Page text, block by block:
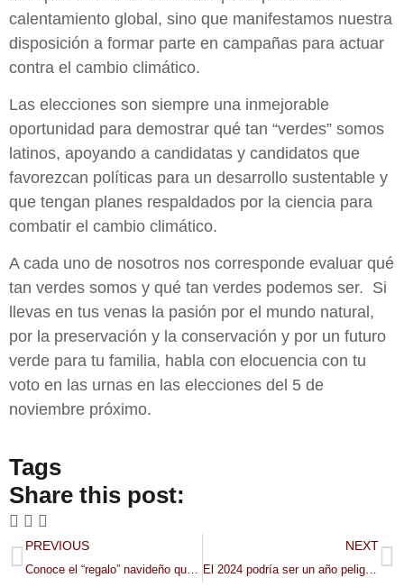
calentamiento global, sino que manifestamos nuestra
disposición a formar parte en campañas para actuar
contra el cambio climático.
Las elecciones son siempre una inmejorable
oportunidad para demostrar qué tan “verdes” somos
latinos, apoyando a candidatas y candidatos que
favorezcan políticas para un desarrollo sustentable y
que tengan planes respaldados por la ciencia para
combatir el cambio climático.
A cada uno de nosotros nos corresponde evaluar qué
tan verdes somos y qué tan verdes podemos ser. Si
llevas en tus venas la pasión por el mundo natural,
por la preservación y la conservación y por un futuro
verde para tu familia, habla con elocuencia con tu
voto en las urnas en las elecciones del 5 de
noviembre próximo.
Tags
Share this post:
PREVIOUS
Conoce el “regalo” navideño que preparan para los migrantes
NEXT
El 2024 podría ser un año peligroso para ser migrante en EE. UU.